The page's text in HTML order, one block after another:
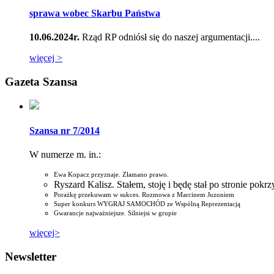
sprawa wobec Skarbu Państwa
10.06.2024r. Rząd RP odniósł się do naszej argumentacji....
więcej >
Gazeta Szansa
Szansa nr 7/2014
W numerze m. in.:
Ewa Kopacz przyznaje. Złamano prawo.
Ryszard Kalisz. Stałem, stoję i będę stał po stronie
Porażkę przekuwam w sukces. Rozmowa z Marcinem Juzoniem
Super konkurs WYGRAJ SAMOCHÓD ze Wspólną Reprezentacją
Gwarancje najważniejsze. Silniejsi w grupie
więcej>
Newsletter